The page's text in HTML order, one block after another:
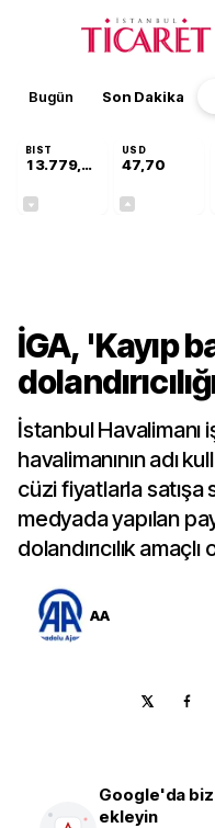
Bugün Son Dakika
BIST
13.779,39
USD
47,70
İGA, 'Kayıp
İstanbul Havalimanı
havalimanının adı
cüzi fiyatlarla
medyada yapılan
dolandırıcılık
AA
Google'da
ekleyin